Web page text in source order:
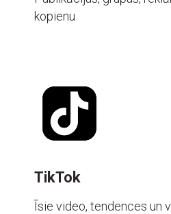
kopienu
TikTok
Īsie video, tendences un